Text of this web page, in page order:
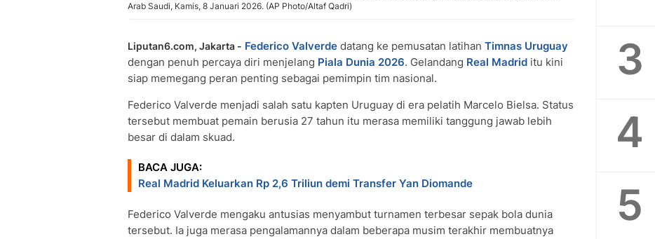
Arab Saudi, Kamis, 8 Januari 2026. (AP Photo/Altaf Qadri)
Liputan6.com, Jakarta - Federico Valverde datang ke pemusatan latihan Timnas Uruguay
dengan penuh percaya diri menjelang Piala Dunia 2026. Gelandang Real Madrid itu kini
siap memegang peran penting sebagai pemimpin tim nasional.
Federico Valverde menjadi salah satu kapten Uruguay di era pelatih Marcelo Bielsa. Status
tersebut membuat pemain berusia 27 tahun itu merasa memiliki tanggung jawab lebih
besar di dalam skuad.
BACA JUGA:
Real Madrid Keluarkan Rp 2,6 Triliun demi Transfer Yan Diomande
Federico Valverde mengaku antusias menyambut turnamen terbesar sepak bola dunia
tersebut. Ia juga merasa pengalamannya dalam beberapa musim terakhir membuatnya
3
4
5